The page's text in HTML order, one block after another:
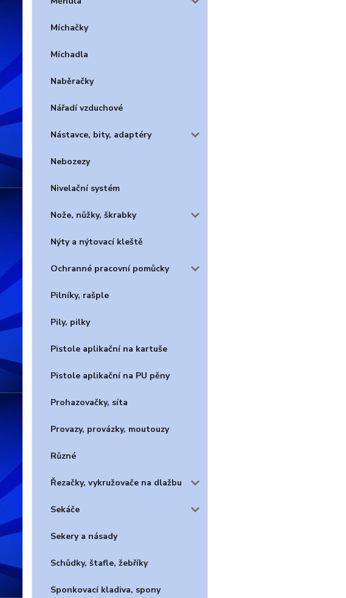
Míchačky
Míchadla
Naběračky
Nářadí vzduchové
Nástavce, bity, adaptéry
Nebozezy
Nivelační systém
Nože, nůžky, škrabky
Nýty a nýtovací kleště
Ochranné pracovní pomůcky
Pilníky, rašple
Pily, pilky
Pistole aplikační na kartuše
Pistole aplikační na PU pěny
Prohazovačky, síta
Provazy, provázky, moutouzy
Různé
Řezačky, vykružovače na dlažbu
Sekáče
Sekery a násady
Schůdky, štafle, žebříky
Sponkovací kladiva, spony